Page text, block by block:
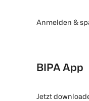
Anmelden &
BIPA App
Jetzt